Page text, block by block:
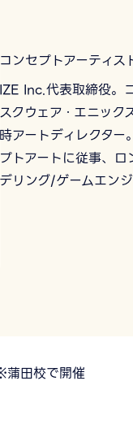
コンセプトアーティ
IZE Inc.代表取締役。
スクウェア・エニッ
時アートディレクタ
プトアートに従事、
デリング/ゲームエン
田校で開催